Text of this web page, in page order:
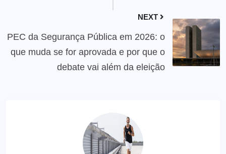
NEXT
PEC da Segurança Pública em 2026: o
que muda se for aprovada e por que o
debate vai além da eleição